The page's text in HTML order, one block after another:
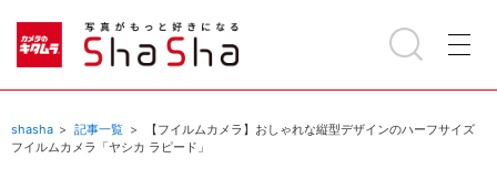
shasha 記事一覧
【フイルムカメラ】おしゃれな縦型デザインのハーフサイズ
フイルムカメラ「ヤシカ ラピード」